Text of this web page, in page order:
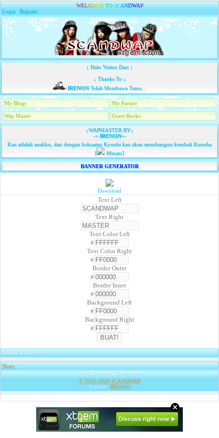
WELCOME TO SCANDWAP
Login |Register
↓ Halo Visitor Dari ↓
↓ Thanks To ↓
IRENONTelah Membawa Tamu...
My Blogs My Partner
Wap Master Guest Books
↓WAPMASTER BY↓
-=IRENON=-
Kau adalah anakku, dan dengan kekuatan Kyuubi kau akan membangun kembali Konoha
[
Minato]
BANNER GENERATOR
Download
Text Left
Text Right
Text Color Left
#
Text Color Right
#
Border Outer
#
Border Inner
#
Background Left
#
Background Right
#
Banner & Partners
Share|
Today: 19 | Total: 297082
© 2012-2026 SCANDWAP
Support: IRENON